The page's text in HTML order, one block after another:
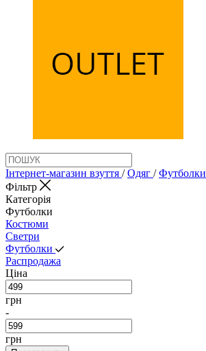
Інтернет-магазин взуття / Одяг / Футболки
Фільтр
Категорія
Футболки
Костюми
Светри
Футболки
Распродажа
Ціна
грн
-
грн